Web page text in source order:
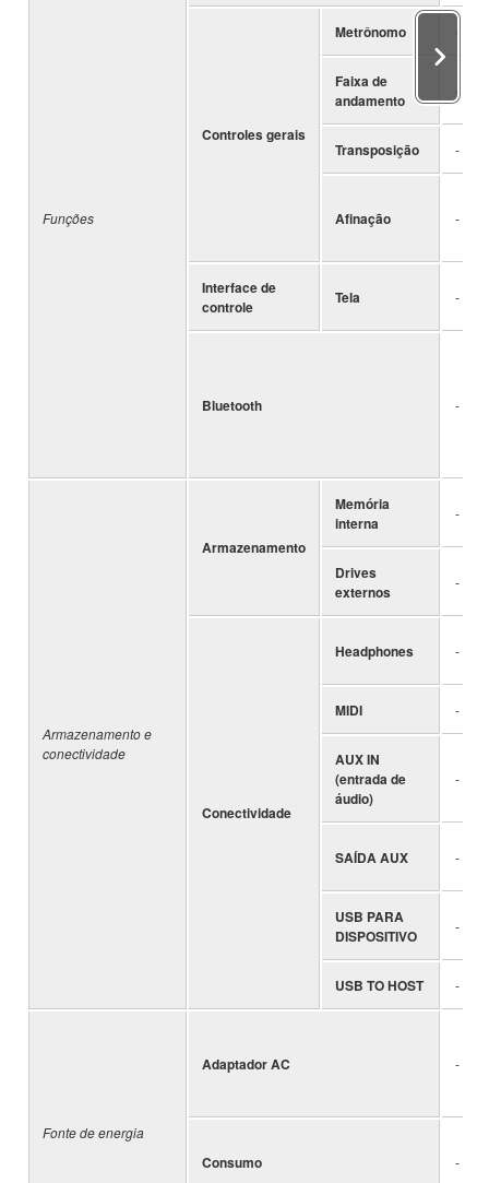
Funções
Controles gerais
Metrônomo -
Faixa de
andamento
-
Transposição -
Afinação -
Interface de
controle
Tela -
Bluetooth -
Armazenamento e
conectividade
Armazenamento
Memória
interna
-
Drives
externos
-
Conectividade
Headphones -
MIDI -
AUX IN
(entrada de
áudio)
-
SAÍDA AUX -
USB PARA
DISPOSITIVO
-
USB TO HOST -
Fonte de energia
Adaptador AC -
Consumo -